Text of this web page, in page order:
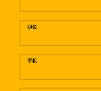
职位
手机